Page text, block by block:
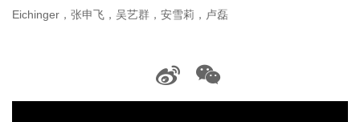
Eichinger，张申飞，吴艺群，安雪莉，卢磊